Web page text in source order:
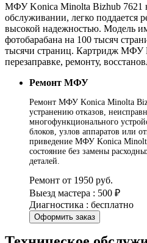
МФУ Konica Minolta Bizhub 7621
обслуживании, легко поддается
высокой надежностью. Модель
фотобарабана на 100 тысяч
тысячи страниц. Картридж МФУ
перезаправке, ремонту,
Ремонт МФУ
Ремонт МФУ Konica Minolta
устранению отказов,
многофункционального
блоков, узлов аппаратов или
приведение МФУ Konica
состояние без замены
деталей.
Ремонт от 1950 руб.
Выезд мастера : 500 ₽
Диагностика : бесплатно
Оформить заказ